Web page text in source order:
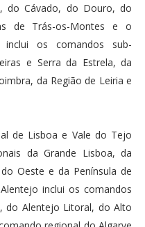
do Cávado, do Douro, do
de Trás-os-Montes e o
inclui os comandos sub-
e Serra da Estrela, da
da Região de Leiria e
de Lisboa e Vale do Tejo
da Grande Lisboa, da
Oeste e da Península de
inclui os comandos
do Alentejo Litoral, do Alto